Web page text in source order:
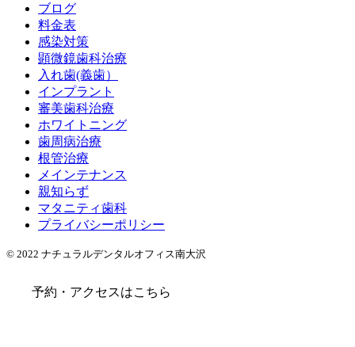
ブログ
料金表
感染対策
顕微鏡歯科治療
入れ歯(義歯）
インプラント
審美歯科治療
ホワイトニング
歯周病治療
根管治療
メインテナンス
親知らず
マタニティ歯科
プライバシーポリシー
© 2022 ナチュラルデンタルオフィス南大沢
予約・アクセスはこちら